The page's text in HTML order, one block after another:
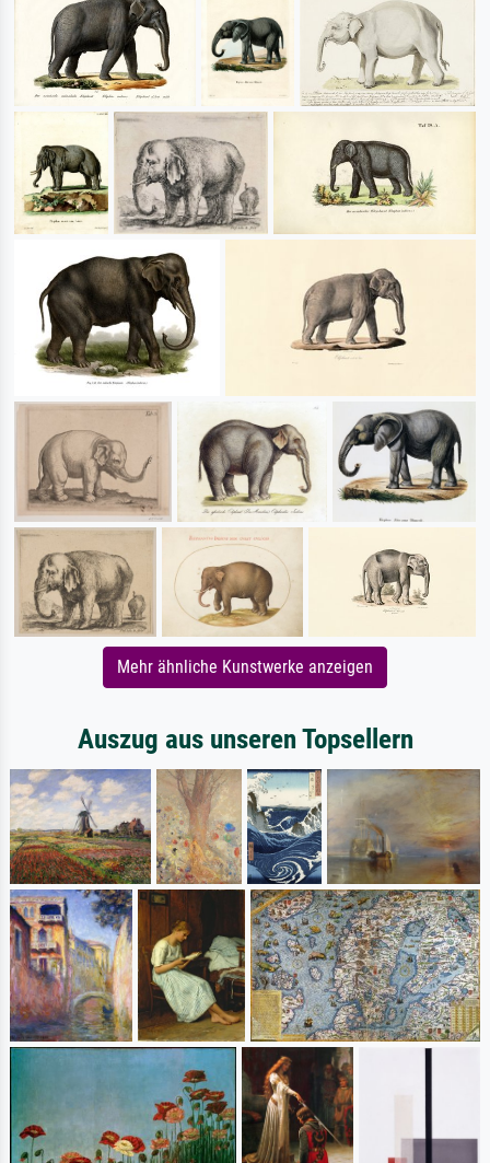
Mehr ähnliche Kunstwerke anzeigen
Auszug aus unseren Topsellern